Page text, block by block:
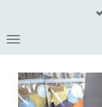
naar
de
hoofdinhoud